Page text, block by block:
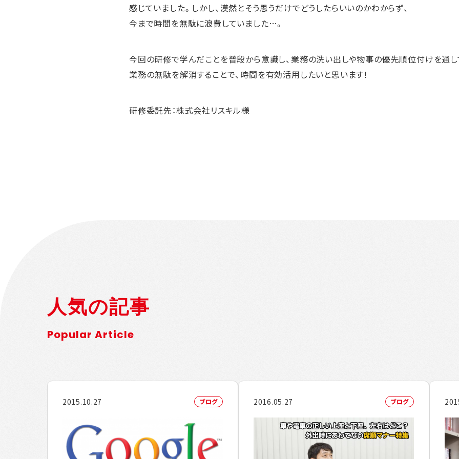
感じていました。しかし、漠然とそう思うだけでどうしたらいいのかわからず、
今まで時間を無駄に浪費していました…。
今回の研修で学んだことを普段から意識し、業務の洗い出しや物事の優先順位付けを通
業務の無駄を解消することで、時間を有効活用したいと思います！
研修委託先：株式会社リスキル様
人気の記事
Popular Article
2015.10.27 ブログ 2016.05.27 ブログ